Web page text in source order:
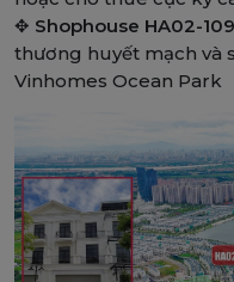
✥ Shophouse HA02-109
thương huyết mạch và
Vinhomes Ocean Park